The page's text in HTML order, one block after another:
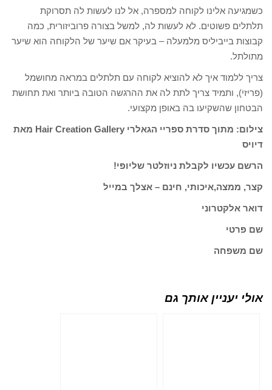
כשמגיעה אלינו לקוחה למספרה, אל לנו לעשות לה תסרוקת
תלתלים פשוטים. לא לעשות לה, למשל בצורה פרוביזורית, כמה
קבוצות בייביליס מלמעלה – בעיקר אם שיער של הלקוחה הוא שיער
מתולתל.
צריך ללמוד איך לא להוציא לקוחה עם תלתלים במראה מחושמל
(פריזי), ותמיד צריך לתת לה את ההרגשה הטובה ביותר ואת תחושת
הבטחון שהשקיעו בה באופן מקצועי.
צילום: מתוך סדרת ספריי הגאלרי Hair Creation Gallery מאת
דיויס
הרשם עכשיו לקבלת ניוזלטר שליופי!
קצר, ממצה,איכותי, חינם – אצלך במייל
דואר אלקטרוני
שם פרטי
שם משפחה
אולי יעניין אותך גם